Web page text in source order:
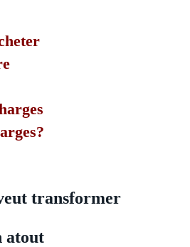
transformer
atout